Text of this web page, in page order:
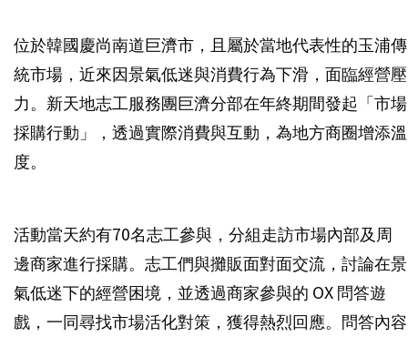
位於韓國慶尚南道巨濟市，且屬於當地代表性的玉浦傳
統市場，近來因景氣低迷與消費行為下滑，面臨經營壓
力。新天地志工服務團巨濟分部在年終期間發起「市場
採購行動」，透過實際消費與互動，為地方商圈增添溫
度。
活動當天約有70名志工參與，分組走訪市場內部及周
邊商家進行採購。志工們與攤販面對面交流，討論在景
氣低迷下的經營困境，並透過商家參與的 OX 問答遊
戲，一同尋找市場活化對策，獲得熱烈回應。問答內容